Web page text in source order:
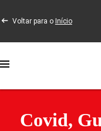
Voltar para o Início
Covid,